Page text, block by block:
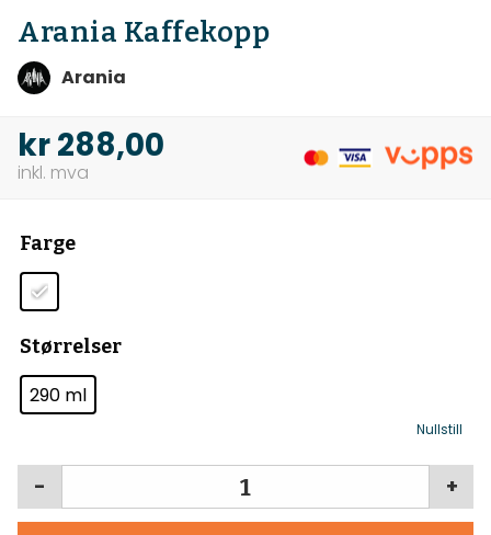
Arania Kaffekopp
Arania
kr288,00
Farge
Størrelser
290 ml
Nullstill
+
-